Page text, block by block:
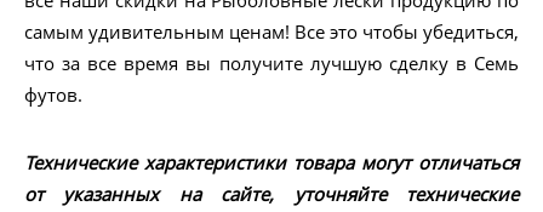
самым удивительным ценам! Все это чтобы убедиться,
что за все время вы получите лучшую сделку в Семь
футов.
Технические характеристики товара могут отличаться
от указанных на сайте, уточняйте технические